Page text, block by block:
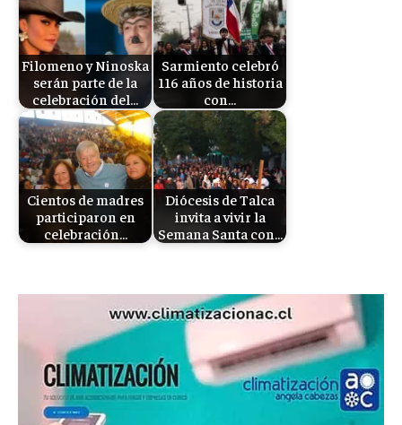
Filomeno y Ninoska
serán parte de la
celebración del…
Sarmiento celebró
116 años de historia
con…
Cientos de madres
participaron en
celebración…
Diócesis de Talca
invita a vivir la
Semana Santa con…